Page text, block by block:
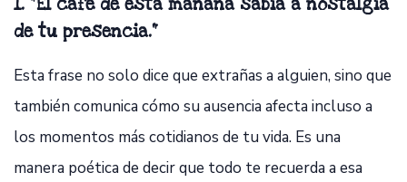
1. "El café de esta mañana sabía a nostalgia
de tu presencia."
Esta frase no solo dice que extrañas a alguien, sino que
también comunica cómo su ausencia afecta incluso a
los momentos más cotidianos de tu vida. Es una
manera poética de decir que todo te recuerda a esa